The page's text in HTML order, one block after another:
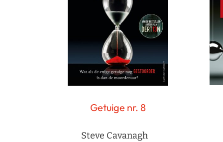
Getuige nr. 8
Steve Cavanagh